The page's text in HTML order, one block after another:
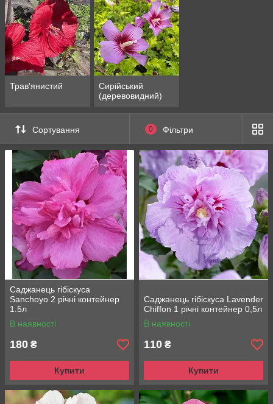
Трав'янистий
Сирійський
(деревовидний)
Сортування 0 Фільтри
Саджанець гібіскуса
Sanchoyo 2 річні контейнер
1.5л
В наявності
180 ₴
Купити
Саджанець гібіскуса Lavender
Chiffon 1 річні контейнер 0,5л
В наявності
110 ₴
Купити